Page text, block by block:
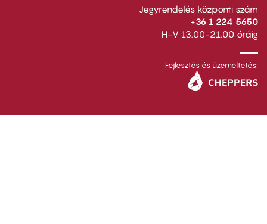
Jegyrendelés központi szám
+36 1 224 5650
H-V 13.00-21.00 óráig
Fejlesztés és üzemeltetés: